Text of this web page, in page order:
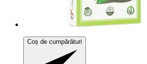
Coș de cumpărături